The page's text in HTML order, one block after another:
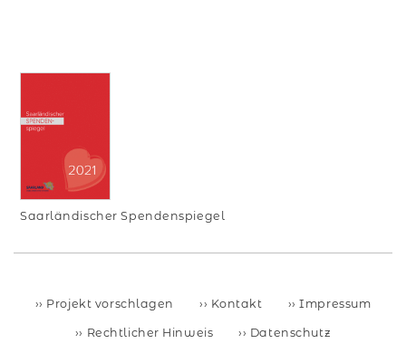
Saarländischer Spendenspiegel
Projekt vorschlagen Kontakt Impressum
Rechtlicher Hinweis Datenschutz